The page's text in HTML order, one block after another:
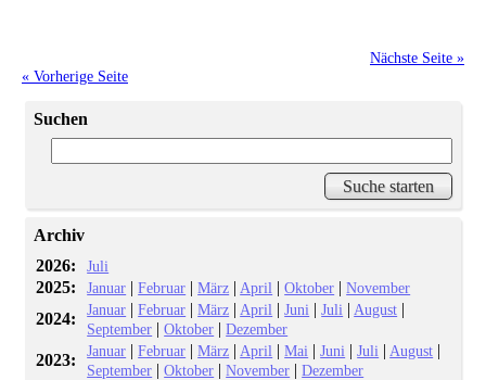
Nächste Seite »
« Vorherige Seite
Suchen
Archiv
2026:
Juli
2025: Januar |Februar |März | April |Oktober |November
2024: Januar |Februar |März | April |Juni |Juli | August |
September |Oktober |Dezember
2023: Januar |Februar |März | April |Mai |Juni |Juli | August |
September |Oktober |November |Dezember